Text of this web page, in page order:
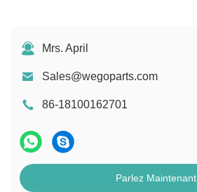
Mrs. April
Sales@wegoparts.com
86-18100162701
Parlez Maintenant.